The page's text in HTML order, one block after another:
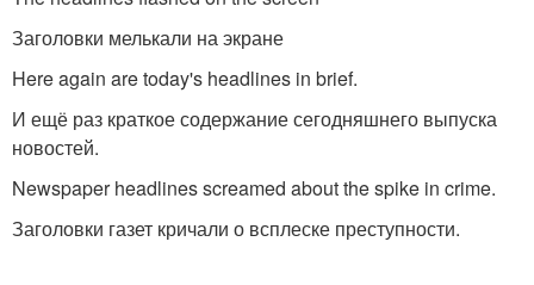
Заголовки мелькали на экране
Here again are today's headlines in brief.
И ещё раз краткое содержание сегодняшнего выпуска
новостей.
Newspaper headlines screamed about the spike in crime.
Заголовки газет кричали о всплеске преступности.